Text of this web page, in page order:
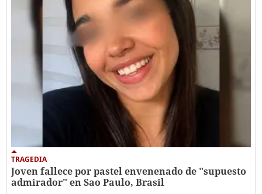
TRAGEDIA
Joven fallece por pastel envenenado de "supuesto
admirador" en Sao Paulo, Brasil